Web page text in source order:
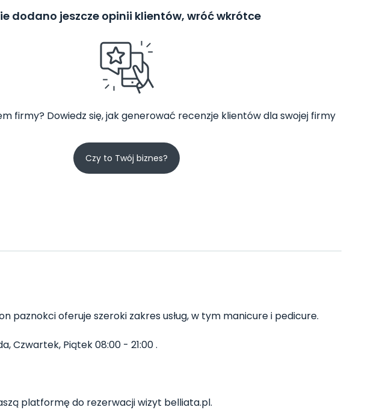
dodano jeszcze opinii klientów, wróć wkrótce
firmy? Dowiedz się, jak generować recenzje klientów dla swojej firmy
Czy to Twój biznes?
paznokci oferuje szeroki zakres usług, w tym manicure i pedicure.
Czwartek, Piątek 08:00 - 21:00 .
platformę do rezerwacji wizyt belliata.pl.